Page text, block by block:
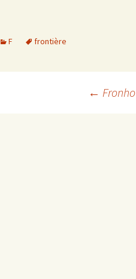
F frontière
←